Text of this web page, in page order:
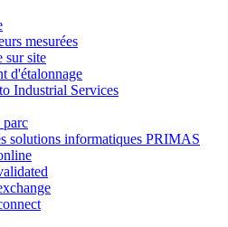
mesurées
sur site
d'étalonnage
Industrial Services
parc
solutions informatiques PRIMAS